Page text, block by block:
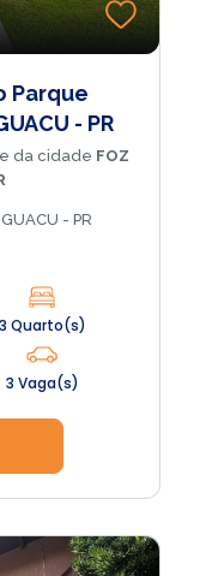
Parque
- PR
da cidade FOZ
- PR
3 Quarto(s)
3 Vaga(s)